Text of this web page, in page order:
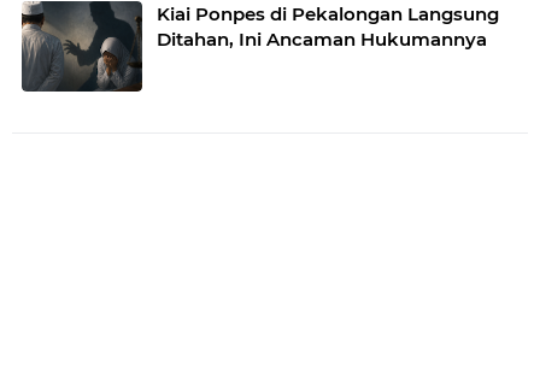
Kiai Ponpes di Pekalongan Langsung
Ditahan, Ini Ancaman Hukumannya